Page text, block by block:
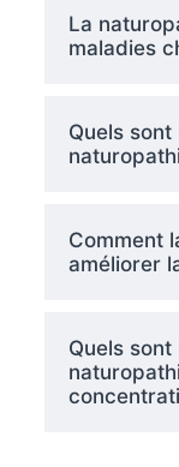
La
maladies
Quels
Comment
améliorer
Quels